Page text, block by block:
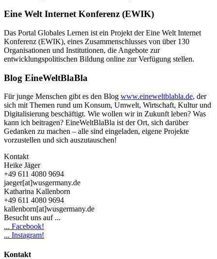
Eine Welt Internet Konferenz (EWIK)
Das Portal Globales Lernen ist ein Projekt der Eine Welt Internet
Konferenz (EWIK), eines Zusammenschlusses von über 130
Organisationen und Institutionen, die Angebote zur
entwicklungspolitischen Bildung online zur Verfügung stellen.
Blog EineWeltBlaBla
Für junge Menschen gibt es den Blog www.eineweltblabla.de, der
sich mit Themen rund um Konsum, Umwelt, Wirtschaft, Kultur und
Digitalisierung beschäftigt. Wie wollen wir in Zukunft leben? Was
kann ich beitragen? EineWeltBlaBla ist der Ort, sich darüber
Gedanken zu machen – alle sind eingeladen, eigene Projekte
vorzustellen und sich auszutauschen!
Kontakt
Heike Jäger
+49 611 4080 9694
jaeger[at]wusgermany.de
Katharina Kallenborn
+49 611 4080 9694
kallenborn[at]wusgermany.de
Besucht uns auf ...
... Facebook!
... Instagram!
Kontakt